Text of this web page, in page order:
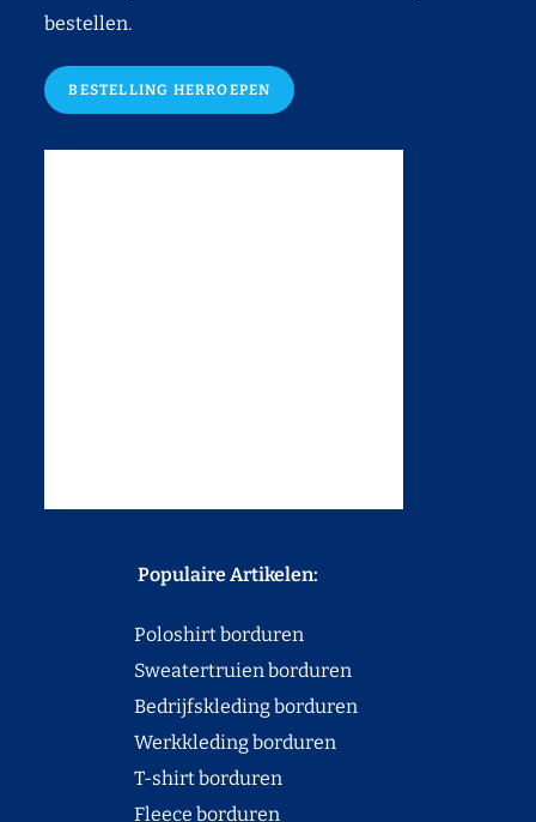
bestellen.
BESTELLING HERROEPEN
Populaire Artikelen:
Poloshirt borduren
Sweatertruien borduren
Bedrijfskleding borduren
Werkkleding borduren
T-shirt borduren
Fleece borduren